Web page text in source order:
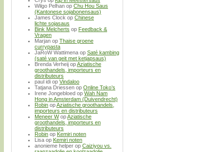
Wilgo Pelhan op Chu Hou Saus
(Kantonese sojabonensaus)
James Clock op Chinese
lichte sojasaus
Bink Melcherts op Feedback &
Vragen
Marjan op Thaise groene
currypasta
JaRoW Wattimena op Saté kambing
(saté van geit met ketjapsaus)
Brenda Verheij opAziatische
groothandels, importeurs en
distributeurs
paul idi op Vindaloo
Tatjana Driessen op Online Toko’s
Irene Jongebloed op Wah Nam
Hong in Amsterdam (Duivendrecht)
Robin opAziatische groothandels,
importeurs en distributeurs
Meneer WopAziatische
groothandels, importeurs en
distributeurs
Robin op Kemiri noten
Lisa op Kemiri noten
anonieme helper op Caiziyou vs.